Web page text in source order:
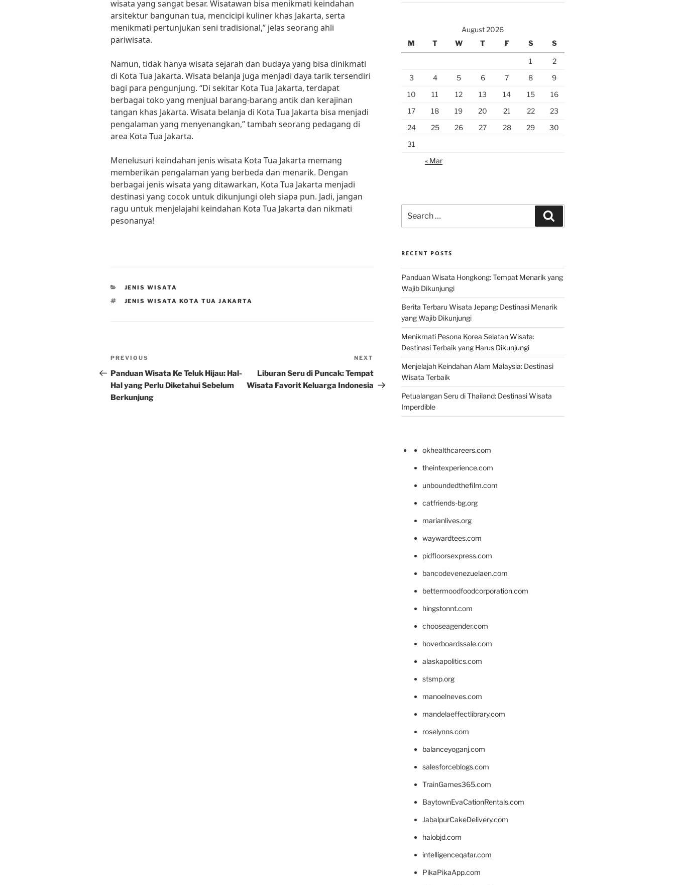
wisata yang sangat besar. Wisatawan bisa menikmati keindahan
arsitektur bangunan tua, mencicipi kuliner khas Jakarta, serta
menikmati pertunjukan seni tradisional,” jelas seorang ahli
pariwisata.
Namun, tidak hanya wisata sejarah dan budaya yang bisa dinikmati
di Kota Tua Jakarta. Wisata belanja juga menjadi daya tarik tersendiri
bagi para pengunjung. “Di sekitar Kota Tua Jakarta, terdapat
berbagai toko yang menjual barang-barang antik dan kerajinan
tangan khas Jakarta. Wisata belanja di Kota Tua Jakarta bisa menjadi
pengalaman yang menyenangkan,” tambah seorang pedagang di
area Kota Tua Jakarta.
Menelusuri keindahan jenis wisata Kota Tua Jakarta memang
memberikan pengalaman yang berbeda dan menarik. Dengan
berbagai jenis wisata yang ditawarkan, Kota Tua Jakarta menjadi
destinasi yang cocok untuk dikunjungi oleh siapa pun. Jadi, jangan
ragu untuk menjelajahi keindahan Kota Tua Jakarta dan nikmati
pesonanya!
CATEGORIES
JENIS WISATA
TAGS
JENIS WISATA KOTA TUA JAKARTA
Post
navigation
Previous
Post
PREVIOUS
Panduan Wisata Ke Teluk Hijau: Hal-
Hal yang Perlu Diketahui Sebelum
Berkunjung
Post
NEXT
Liburan Seru di Puncak: Tempat
Wisata Favorit Keluarga Indonesia
August 2026
M
T W T F S S
1
2
3
4 5 6 7 8
9
10
11 12 13 14 15
16
17
18 19 20 21 22
23
24
25 26 27 28 29
30
31
« Mar
for:
RECENT POSTS
Panduan Wisata Hongkong: Tempat Menarik yang
Wajib Dikunjungi
Berita Terbaru Wisata Jepang: Destinasi Menarik
yang Wajib Dikunjungi
Menikmati Pesona Korea Selatan Wisata:
Destinasi Terbaik yang Harus Dikunjungi
Menjelajah Keindahan Alam Malaysia: Destinasi
Wisata Terbaik
Petualangan Seru di Thailand: Destinasi Wisata
Imperdible
okhealthcareers.com
theintexperience.com
unboundedthefilm.com
catfriends-bg.org
marianlives.org
waywardtees.com
pidfloorsexpress.com
bancodevenezuelaen.com
bettermoodfoodcorporation.com
hingstonnt.com
chooseagender.com
hoverboardssale.com
alaskapolitics.com
stsmp.org
manoelneves.com
mandelaeffectlibrary.com
roselynns.com
balanceyoganj.com
salesforceblogs.com
TrainGames365.com
BaytownEvaCationRentals.com
JabalpurCakeDelivery.com
halobjd.com
intelligenceqatar.com
PikaPikaApp.com